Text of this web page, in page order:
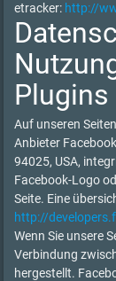
etracker: http://
Auf unseren
Anbieter
94025, USA,
Facebook-Logo
Seite. Eine
http://
Wenn Sie unsere
Verbindung
hergestellt.